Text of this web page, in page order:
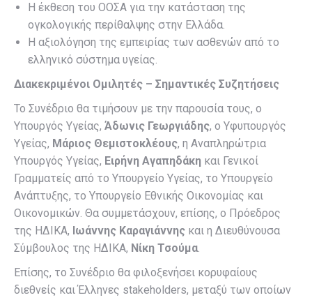
Η έκθεση του ΟΟΣΑ για την κατάσταση της
ογκολογικής περίθαλψης στην Ελλάδα.
Η αξιολόγηση της εμπειρίας των ασθενών από το
ελληνικό σύστημα υγείας.
Διακεκριμένοι Ομιλητές – Σημαντικές Συζητήσεις
Το Συνέδριο θα τιμήσουν με την παρουσία τους, ο
Υπουργός Υγείας, Άδωνις Γεωργιάδης, ο Υφυπουργός
Υγείας, Μάριος Θεμιστοκλέους, η Αναπληρώτρια
Υπουργός Υγείας, Ειρήνη Αγαπηδάκη και Γενικοί
Γραμματείς από το Υπουργείο Υγείας, το Υπουργείο
Ανάπτυξης, το Υπουργείο Εθνικής Οικονομίας και
Οικονομικών. Θα συμμετάσχουν, επίσης, ο Πρόεδρος
της ΗΔΙΚΑ, Ιωάννης Καραγιάννης και η Διευθύνουσα
Σύμβουλος της ΗΔΙΚΑ, Νίκη Τσούμα.
Επίσης, το Συνέδριο θα φιλοξενήσει κορυφαίους
διεθνείς και Έλληνες stakeholders, μεταξύ των οποίων